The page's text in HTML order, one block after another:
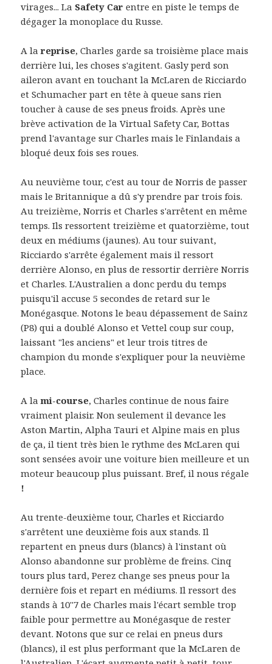
virages... La Safety Car entre en piste le temps de
dégager la monoplace du Russe.
A la reprise, Charles garde sa troisième place mais
derrière lui, les choses s'agitent. Gasly perd son
aileron avant en touchant la McLaren de Ricciardo
et Schumacher part en tête à queue sans rien
toucher à cause de ses pneus froids. Après une
brève activation de la Virtual Safety Car, Bottas
prend l'avantage sur Charles mais le Finlandais a
bloqué deux fois ses roues.
Au neuvième tour, c'est au tour de Norris de passer
mais le Britannique a dû s'y prendre par trois fois.
Au treizième, Norris et Charles s'arrêtent en même
temps. Ils ressortent treizième et quatorzième, tout
deux en médiums (jaunes). Au tour suivant,
Ricciardo s'arrête également mais il ressort
derrière Alonso, en plus de ressortir derrière Norris
et Charles. L'Australien a donc perdu du temps
puisqu'il accuse 5 secondes de retard sur le
Monégasque. Notons le beau dépassement de Sainz
(P8) qui a doublé Alonso et Vettel coup sur coup,
laissant "les anciens" et leur trois titres de
champion du monde s'expliquer pour la neuvième
place.
A lami-course, Charles continue de nous faire
vraiment plaisir. Non seulement il devance les
Aston Martin, Alpha Tauri et Alpine mais en plus
de ça, il tient très bien le rythme des McLaren qui
sont sensées avoir une voiture bien meilleure et un
moteur beaucoup plus puissant. Bref, il nous régale
!
Au trente-deuxième tour, Charles et Ricciardo
s'arrêtent une deuxième fois aux stands. Il
repartent en pneus durs (blancs) à l'instant où
Alonso abandonne sur problème de freins. Cinq
tours plus tard, Perez change ses pneus pour la
dernière fois et repart en médiums. Il ressort des
stands à 10''7 de Charles mais l'écart semble trop
faible pour permettre au Monégasque de rester
devant. Notons que sur ce relai en pneus durs
(blancs), il est plus performant que la McLaren de